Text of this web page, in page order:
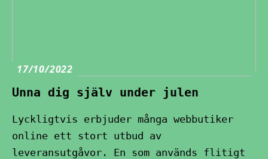
17/10/2022
Unna dig själv under julen
Lyckligtvis erbjuder många webbutiker
online ett stort utbud av
leveransutgåvor. En som används flitigt